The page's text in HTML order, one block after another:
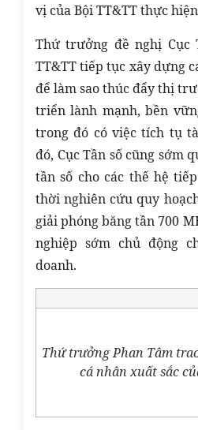
vị của Bội TT&TT thực
Thứ trưởng đề nghị Cục
TT&TT tiếp tục xây dựng
để làm sao thúc đẩy thị
triển lành mạnh, bền
trong đó có việc tích tụ
đó, Cục Tần số cũng sớm
tần số cho các thế hệ
thời nghiên cứu quy
giải phóng băng tần 700
nghiệp sớm chủ động
doanh.
Thứ trưởng Phan Tâm
cá nhân xuất sắc